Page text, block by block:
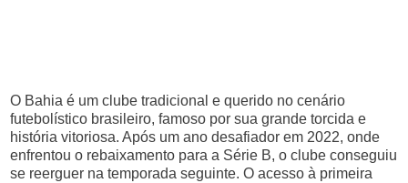
O Bahia é um clube tradicional e querido no cenário
futebolístico brasileiro, famoso por sua grande torcida e
história vitoriosa. Após um ano desafiador em 2022, onde
enfrentou o rebaixamento para a Série B, o clube conseguiu
se reerguer na temporada seguinte. O acesso à primeira